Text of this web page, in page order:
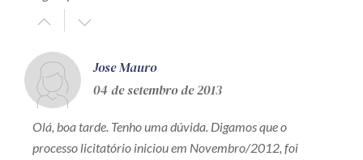
Jose Mauro
04 de setembro de 2013
Olá, boa tarde. Tenho uma dúvida. Digamos que o
processo licitatório iniciou em Novembro/2012, foi